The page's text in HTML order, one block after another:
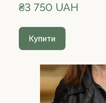
₴3 750 UAH
Купити